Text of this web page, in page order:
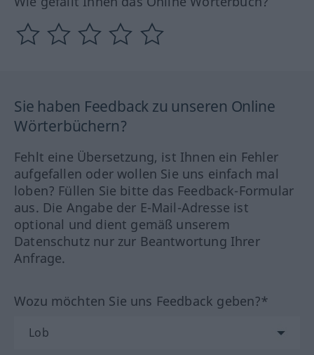
Sie haben Feedback zu unseren Online
Wörterbüchern?
Fehlt eine Übersetzung, ist Ihnen ein Fehler
aufgefallen oder wollen Sie uns einfach mal
loben? Füllen Sie bitte das Feedback-Formular
aus. Die Angabe der E-Mail-Adresse ist
optional und dient gemäß unserem
Datenschutz nur zur Beantwortung Ihrer
Anfrage.
Wozu möchten Sie uns Feedback geben?*